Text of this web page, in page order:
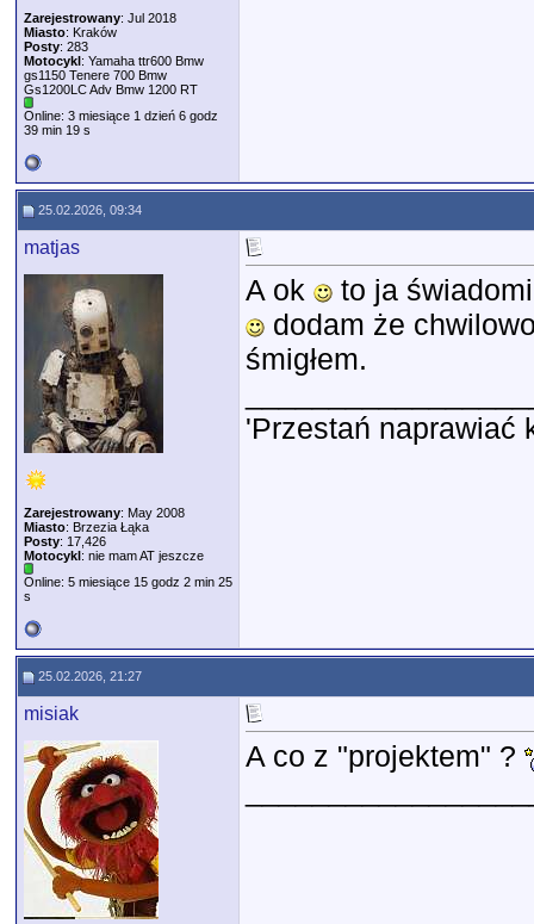
Zarejestrowany: Jul 2018
Miasto: Kraków
Posty: 283
Motocykl: Yamaha ttr600 Bmw
gs1150 Tenere 700 Bmw
Gs1200LC Adv Bmw 1200 RT
Online: 3 miesiące 1 dzień 6 godz
39 min 19 s
25.02.2026, 09:34
matjas
Zarejestrowany: May 2008
Miasto: Brzezia Łąka
Posty: 17,426
Motocykl: nie mam AT jeszcze
Online: 5 miesiące 15 godz 2 min 25
s
A ok
to ja
dodam że
śmigłem.
'Przestań naprawiać
25.02.2026, 21:27
misiak
A co z "projektem" ?